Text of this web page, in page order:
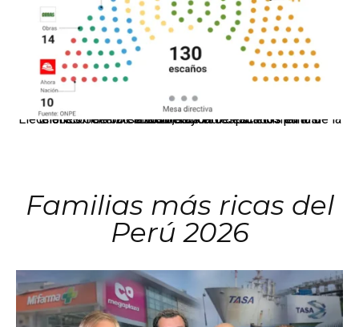
El JNE oficializó la distribución de escaños para la elección de 60 senadores y 130 diputados en las Elecciones Generales 2026, tras el restablecimiento de la Bicameralidad.
Familias más ricas del
Perú 2026